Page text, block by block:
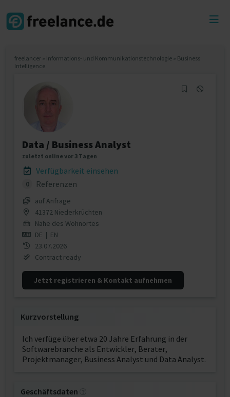
freelancer » Informations- und Kommunikationstechnologie » Business
Intelligence
Data / Business Analyst
zuletzt online vor 3 Tagen
Verfügbarkeit einsehen
0 Referenzen
auf Anfrage
41372 Niederkrüchten
Nähe des Wohnortes
DE | EN
23.07.2026
Contract ready
Jetzt registrieren & Kontakt aufnehmen
Kurzvorstellung
Ich verfüge über etwa 20 Jahre Erfahrung in der
Softwarebranche als Entwickler, Berater,
Projektmanager, Business Analyst und Data Analyst.
Geschäftsdaten